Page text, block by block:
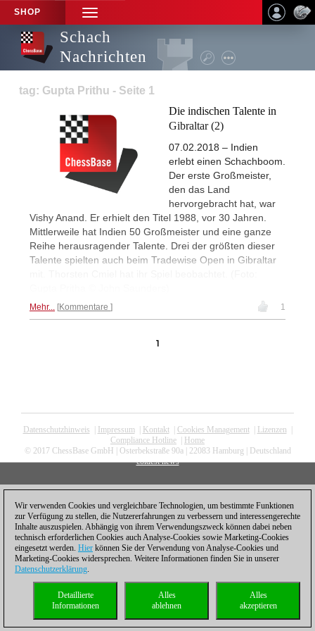
SHOP
TOGGLE
NAVIGATION
Schach
Nachrichten
tag: Gupta Prithu - Seite 1
Die indischen Talente in
Gibraltar (2)
07.02.2018 – Indien
erlebt einen Schachboom.
Der erste Großmeister,
den das Land
hervorgebracht hat, war
Vishy Anand. Er erhielt den Titel 1988, vor 30 Jahren.
Mittlerweile hat Indien 50 Großmeister und eine ganze
Reihe herausragender Talente. Drei der größten dieser
Talente spielten auch beim Tradewise Open in Gibraltar
Mehr... Kommentare 1
1
Datenschutzhinweis Impressum| Kontakt| Cookies Management| Lizenzen
Compliance Hotline
Home
© 2017 ChessBase GmbH | Osterbekstraße 90a | 22083 Hamburg | Deutschland
coldest news
Wir verwenden Cookies und vergleichbare Technologien, um bestimmte Funktionen
zur Verfügung zu stellen, die Nutzererfahrungen zu verbessern und interessengerechte
Inhalte auszuspielen. Abhängig von ihrem Verwendungszweck können dabei neben
technisch erforderlichen Cookies auch Analyse-Cookies sowie Marketing-Cookies
eingesetzt werden. Hier können Sie der Verwendung von Analyse-Cookies und
Marketing-Cookies widersprechen. Weitere Informationen finden Sie in unserer
Datenschutzerklärung.
Alles
akzeptieren
Alles
ablehnen
Detaillierte
Informationen